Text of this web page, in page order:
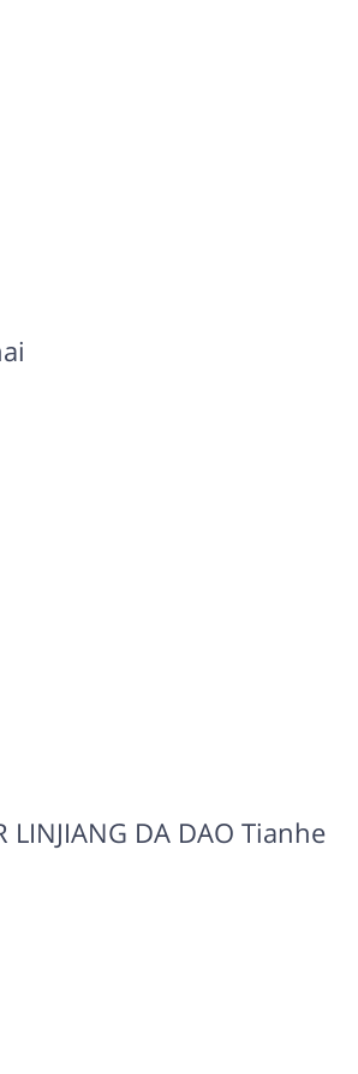
LINJIANG DA DAO Tianhe